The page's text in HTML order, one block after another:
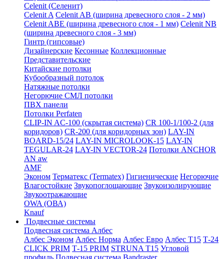
Celenit (Селенит)
Celenit A Celenit AB (ширина древесного слоя - 2 мм)
Celenit ABE (ширина древесного слоя - 1 мм) Celenit NB
(ширина древесного слоя - 3 мм)
Гинтр (гипсовые)
Дизайнерские Кесонные Коллекционные
Представительские
Китайские потолки
Кубообразный потолок
Натяжные потолки
Негорючие СМЛ потолки
ПВХ панели
Потолки Perfaten
CLIP-IN AC-100 (скрытая система) CR 100-1/100-2 (для
коридоров) CR-200 (для коридорных зон) LAY-IN
BOARD-15/24 LAY-IN MICROLOOK-15 LAY-IN
TEGULAR-24 LAY-IN VECTOR-24 Потолки ANCHOR
AN aw
AMF
Эконом Терматекс (Termatex) Гигиенические Негорючие
Влагостойкие Звукопоглощающие Звукоизолирующие
Звукоотражающие
OWA (ОВА)
Knauf
Подвесные системы
Подвесная система Албес
Албес Эконом Албес Норма Албес Евро Албес T15 Т-24
CLICK PRIM Т-15 PRIM STRUNA Т15 Угловой
профиль Подвесная система Bandraster